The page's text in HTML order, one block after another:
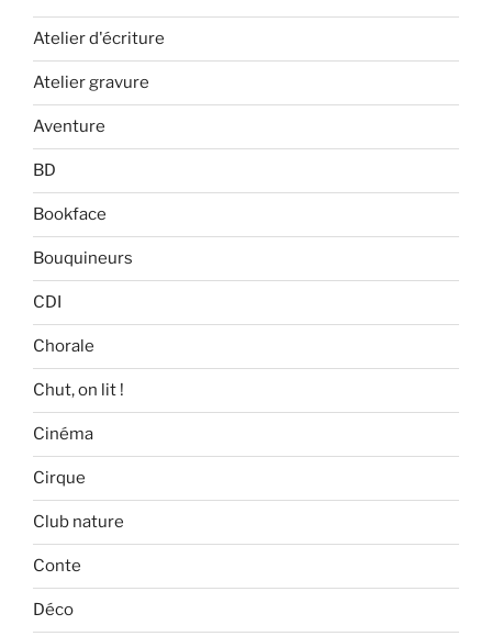
Atelier d'écriture
Atelier gravure
Aventure
BD
Bookface
Bouquineurs
CDI
Chorale
Chut, on lit !
Cinéma
Cirque
Club nature
Conte
Déco